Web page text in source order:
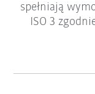
spełniają
ISO 3